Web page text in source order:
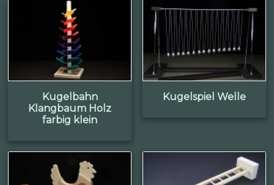
Kugelbahn
Klangbaum Holz
farbig klein
Kugelspiel Welle